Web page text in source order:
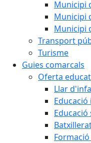
Municipi
Municipi
Municipi
Transport
Turisme
Guies comarcals
Oferta
Llar